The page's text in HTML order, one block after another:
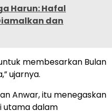
Harun: Hafal
dan
membesarkan Bulan
ujarnya.
Anwar, itu menegaskan
utama dalam